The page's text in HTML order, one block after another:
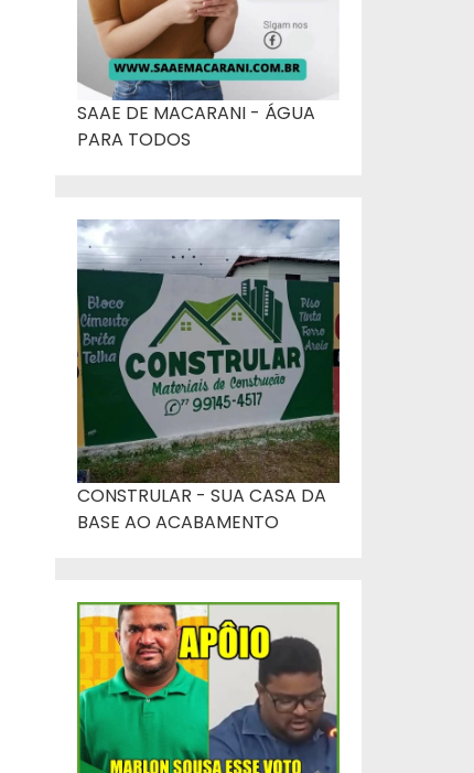
SAAE DE MACARANI - ÁGUA
PARA TODOS
CONSTRULAR - SUA CASA DA
BASE AO ACABAMENTO